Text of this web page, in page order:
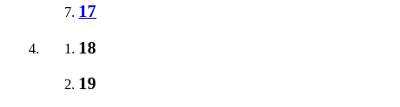
17
18
19